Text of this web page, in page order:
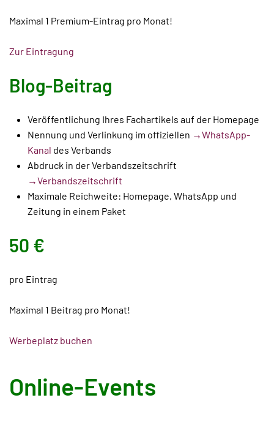
Maximal 1 Premium-Eintrag pro Monat!
Zur Eintragung
Blog-Beitrag
Veröffentlichung Ihres Fachartikels auf der Homepage
Nennung und Verlinkung im offiziellen →WhatsApp-
Kanal des Verbands
Abdruck in der Verbandszeitschrift
→Verbandszeitschrift
Maximale Reichweite: Homepage, WhatsApp und
Zeitung in einem Paket
50 €
pro Eintrag
Maximal 1 Beitrag pro Monat!
Werbeplatz buchen
Online-Events